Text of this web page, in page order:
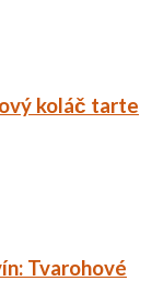
koláč tarte
Tvarohové